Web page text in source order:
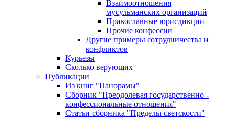
Взаимоотношения
мусульманских организаций
Православные юрисдикции
Прочие конфессии
Другие примеры сотрудничества и
конфликтов
Курьезы
Сколько верующих
Публикации
Из книг "Панорамы"
Сборник "Преодолевая государственно -
конфессиональные отношения"
Статьи сборника "Пределы светскости"